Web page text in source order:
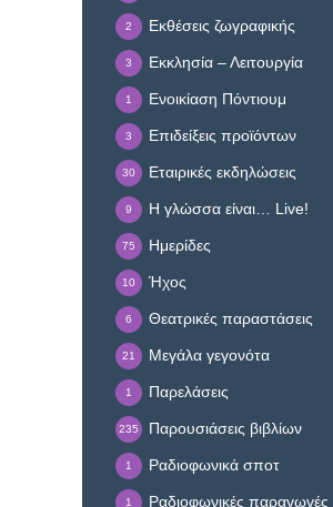
Εκθέσεις ζωγραφικής
2
Εκκλησία – Λειτουργία
3
Ενοικίαση Πόντιουμ
1
Επιδείξεις προϊόντων
3
Εταιρικές εκδηλώσεις
30
Η γλώσσα είναι… Live!
9
Ημερίδες
75
Ήχος
10
Θεατρικές παραστάσεις
6
Μεγάλα γεγονότα
21
Παρελάσεις
1
Παρουσιάσεις βιβλίων
235
Ραδιοφωνικά σποτ
1
Ραδιοφωνικές παραγωγές
1